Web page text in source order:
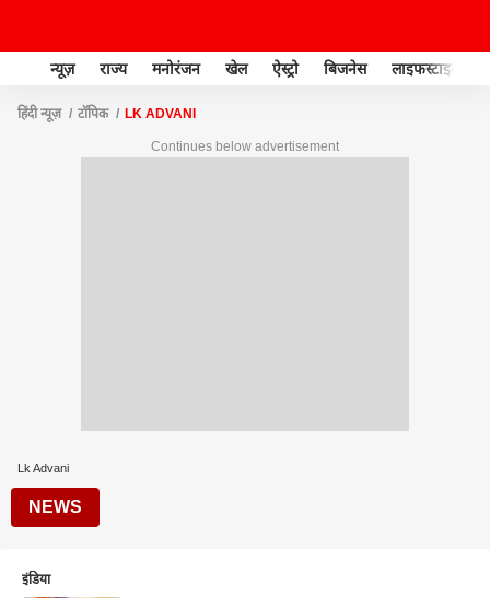
न्यूज़ राज्य मनोरंजन खेल ऐस्ट्रो बिजनेस लाइफस्टाइल
हिंदी न्यूज़ टॉपिक LK ADVANI
Continues below advertisement
Lk Advani
NEWS
इंडिया